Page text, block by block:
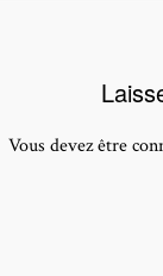
Vous devez être